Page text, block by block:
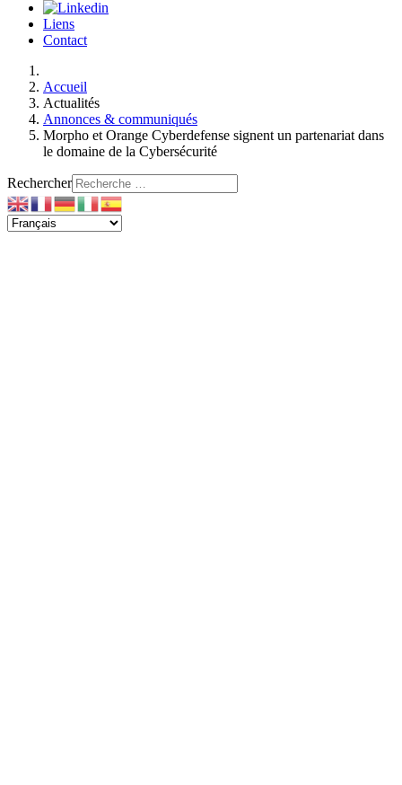
Liens
Contact
Accueil
Actualités
Annonces & communiqués
Morpho et Orange Cyberdefense signent un partenariat dans
le domaine de la Cybersécurité
Rechercher